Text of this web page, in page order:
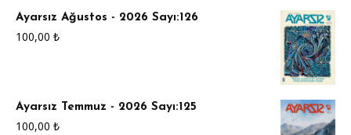
Ayarsız Ağustos - 2026 Sayı:126
100,00 ₺
Ayarsız Temmuz - 2026 Sayı:125
100,00 ₺